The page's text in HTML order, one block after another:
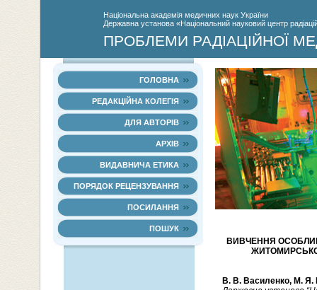
Нацiональна академiя медичних наук України
Державна установа «Національний науковий центр
ПРОБЛЕМИ РАДІАЦІЙНОЇ
ГОЛОВНА
РЕДАКЦІЙНА КОЛЕГІЯ
ДЛЯ АВТОРІВ
АРХІВ
ВИДАВНИЧА ЕТИКА
ПОРЯДОК РЕЦЕНЗУВАННЯ
ПОСИЛАННЯ
ПОШУК
ВИВЧЕННЯ
В. В. Василенко, М. Я.